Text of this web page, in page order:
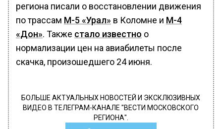
региона писали о восстановлении движения
по трассам М-5 «Урал» в Коломне и М-4
«Дон». Также стало известно о
нормализации цен на авиабилеты после
скачка, произошедшего 24 июня.
БОЛЬШЕ АКТУАЛЬНЫХ НОВОСТЕЙ И ЭКСКЛЮЗИВНЫХ
ВИДЕО В ТЕЛЕГРАМ-КАНАЛЕ "ВЕСТИ МОСКОВСКОГО
РЕГИОНА".